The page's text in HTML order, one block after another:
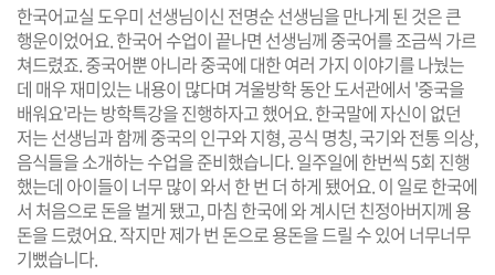
한국어교실 도우미 선생님이신 전명순 선생님을 만나게 된 것은 큰
행운이었어요. 한국어 수업이 끝나면 선생님께 중국어를 조금씩 가르
쳐드렸죠. 중국어뿐 아니라 중국에 대한 여러 가지 이야기를 나눴는
데 매우 재미있는 내용이 많다며 겨울방학 동안 도서관에서 '중국을
배워요'라는 방학특강을 진행하자고 했어요. 한국말에 자신이 없던
저는 선생님과 함께 중국의 인구와 지형, 공식 명칭, 국기와 전통 의상,
음식들을 소개하는 수업을 준비했습니다. 일주일에 한번씩 5회 진행
했는데 아이들이 너무 많이 와서 한 번 더 하게 됐어요. 이 일로 한국에
서 처음으로 돈을 벌게 됐고, 마침 한국에 와 계시던 친정아버지께 용
돈을 드렸어요. 작지만 제가 번 돈으로 용돈을 드릴 수 있어 너무너무
기뻤습니다.